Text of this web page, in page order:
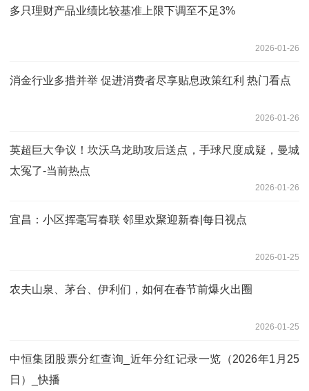
多只理财产品业绩比较基准上限下调至不足3%
2026-01-26
消金行业多措并举 促进消费者尽享贴息政策红利 热门看点
2026-01-26
英超巨大争议！坎沃乌龙助攻后送点，手球尺度成疑，曼城
太冤了-当前热点
2026-01-26
宜昌：小区挥毫写春联 邻里欢聚迎新春|每日视点
2026-01-25
农夫山泉、茅台、伊利们，如何在春节前爆火出圈
2026-01-25
中恒集团股票分红查询_近年分红记录一览（2026年1月25
日）_快播